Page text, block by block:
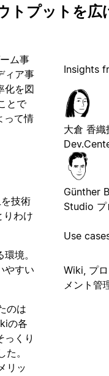
トプットを広
ム事
ィア事
化を図
とで
って情
技術
りわけ
境。
やすい
のは
の各
っくり
。
リッ
Insights
大倉 香織
Günther
Studio プ
Use
Wiki, プ
メント管